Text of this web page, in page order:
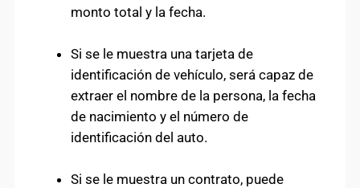
monto total y la fecha.
Si se le muestra una tarjeta de
identificación de vehículo, será capaz de
extraer el nombre de la persona, la fecha
de nacimiento y el número de
identificación del auto.
Si se le muestra un contrato, puede